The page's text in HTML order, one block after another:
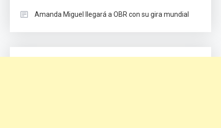
Amanda Miguel llegará a OBR con su gira mundial